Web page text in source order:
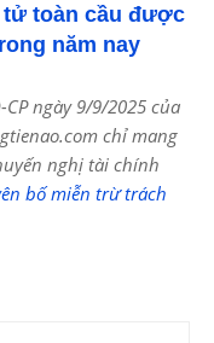
toàn cầu được
năm nay
ngày 9/9/2025 của
chỉ mang
nghị tài chính
bố miễn trừ trách